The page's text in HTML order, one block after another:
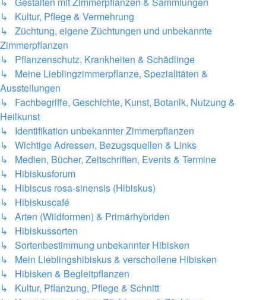
↳ Kultur, Pflege & Vermehrung
↳ Züchtung, eigene Züchtungen und unbekannte
Zimmerpflanzen
↳ Pflanzenschutz, Krankheiten & Schädlinge
↳ Meine Lieblingzimmerpflanze, Spezialitäten &
Ausstellungen
↳ Fachbegriffe, Geschichte, Kunst, Botanik, Nutzung &
Heilkunst
↳ Identifikation unbekannter Zimmerpflanzen
↳ Wichtige Adressen, Bezugsquellen & Links
↳ Medien, Bücher, Zeitschriften, Events & Termine
↳ Hibiskusforum
↳ Hibiscus rosa-sinensis (Hibiskus)
↳ Hibiskuscafé
↳ Arten (Wildformen) & Primärhybriden
↳ Hibiskussorten
↳ Sortenbestimmung unbekannter Hibisken
↳ Mein Lieblingshibiskus & verschollene Hibisken
↳ Hibisken & Begleitpflanzen
↳ Kultur, Pflanzung, Pflege & Schnitt